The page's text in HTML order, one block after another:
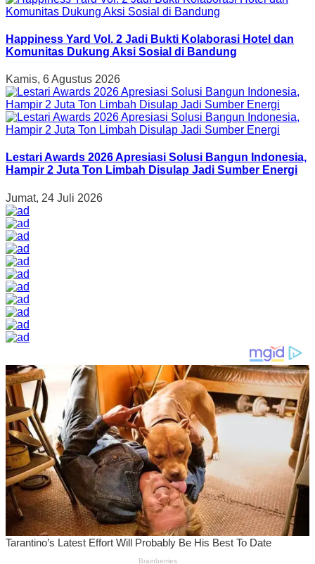
Happiness Yard Vol. 2 Jadi Bukti Kolaborasi Hotel dan
Komunitas Dukung Aksi Sosial di Bandung
Kamis, 6 Agustus 2026
Lestari Awards 2026 Apresiasi Solusi Bangun Indonesia,
Hampir 2 Juta Ton Limbah Disulap Jadi Sumber Energi
Jumat, 24 Juli 2026